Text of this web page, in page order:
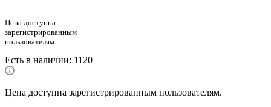
Цена доступна
зарегистрированным
пользователям
Есть в наличии: 1120
Цена доступна зарегистрированным пользователям.